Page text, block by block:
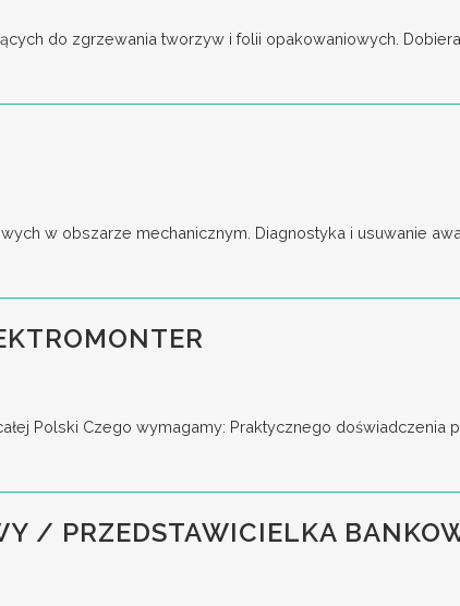
do zgrzewania tworzyw i folii opakowaniowych.
w obszarze mechanicznym. Diagnostyka i usuwanie
Polski Czego wymagamy: Praktycznego doświadczenia
/ PRZEDSTAWICIELKA